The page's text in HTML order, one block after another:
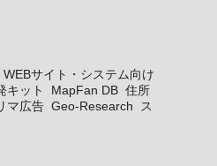
WEBサイト・システム向け
キット MapFan DB 住所
マ広告 Geo-Research
ス